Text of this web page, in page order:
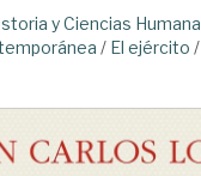
y Ciencias
/ El ejército /